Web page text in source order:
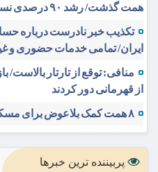
همت گذشت/ رشد ۹۰ درصدی نسبت به مدت مشابه سال گذشته
تکذیب خبر نادرست درباره
ایران/ تمامی خدمات حضوری و
منافی: توقع از تارتار بالاست/
از قهرمانی دور کردند
۸ همت کمک بلاعوض برای مسکن محرومان اختصاص می یابد
پربیننده ترین خبرها